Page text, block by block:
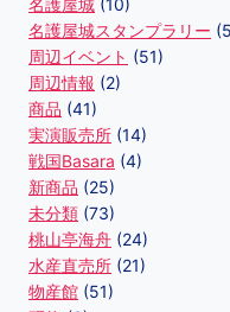
名護屋城スタンプラリー
周辺イベント (51)
周辺情報 (2)
商品 (41)
実演販売所 (14)
戦国Basara (4)
新商品 (25)
未分類 (73)
桃山亭海舟 (24)
水産直売所 (21)
物産館 (51)